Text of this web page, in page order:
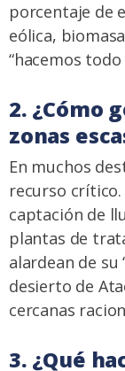
porcentaje de
eólica,
“hacemos
2. ¿Cómo
zonas
En muchos
recurso
captación de
plantas de
alardean de
desierto de
cercanas
3. ¿Qué